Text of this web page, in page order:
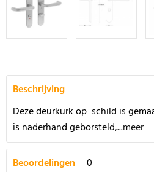
Beschrijving
Deze deurkurk op schild is
is naderhand geborsteld,...meer
Beoordelingen
0